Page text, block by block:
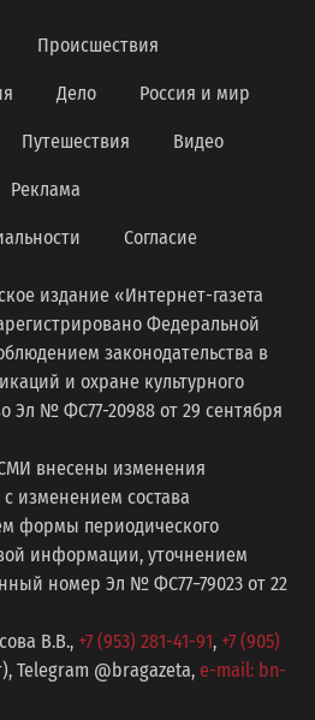
Происшествия
Дело Россия и мир
Путешествия Видео
Реклама
Согласие
издание «Интернет-газета
Федеральной
законодательства в
и охране культурного
Эл № ФС77-20988 от 29 сентября
внесены изменения
изменением состава
формы периодического
информации, уточнением
номер Эл № ФС77−79023 от 22
В.В., +7 (953) 281-41-91, +7 (905)
Telegram @bragazeta, e-mail: bn-